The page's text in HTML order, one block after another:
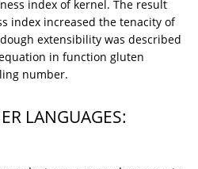
index of kernel. The result
index increased the tenacity of
extensibility was described
in function gluten
number.
LANGUAGES: